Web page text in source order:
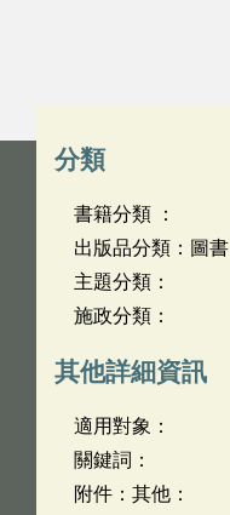
分類
書籍分類 ：
出版品分類：圖書
主題分類：
施政分類：
其他詳細資訊
適用對象：
關鍵詞：
附件：其他：